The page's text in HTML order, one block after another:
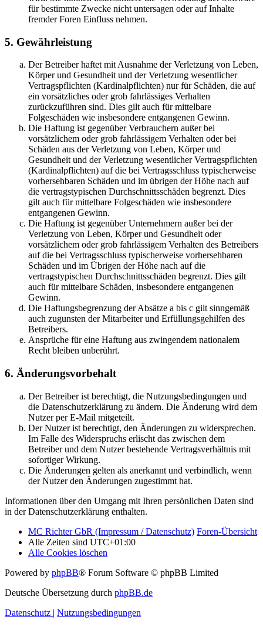
für bestimmte Zwecke nicht untersagen oder auf Inhalte
fremder Foren Einfluss nehmen.
5. Gewährleistung
Der Betreiber haftet mit Ausnahme der Verletzung von Leben,
Körper und Gesundheit und der Verletzung wesentlicher
Vertragspflichten (Kardinalpflichten) nur für Schäden, die auf
ein vorsätzliches oder grob fahrlässiges Verhalten
zurückzuführen sind. Dies gilt auch für mittelbare
Folgeschäden wie insbesondere entgangenen Gewinn.
Die Haftung ist gegenüber Verbrauchern außer bei
vorsätzlichem oder grob fahrlässigem Verhalten oder bei
Schäden aus der Verletzung von Leben, Körper und
Gesundheit und der Verletzung wesentlicher Vertragspflichten
(Kardinalpflichten) auf die bei Vertragsschluss typischerweise
vorhersehbaren Schäden und im übrigen der Höhe nach auf
die vertragstypischen Durchschnittsschäden begrenzt. Dies
gilt auch für mittelbare Folgeschäden wie insbesondere
entgangenen Gewinn.
Die Haftung ist gegenüber Unternehmern außer bei der
Verletzung von Leben, Körper und Gesundheit oder
vorsätzlichem oder grob fahrlässigem Verhalten des Betreibers
auf die bei Vertragsschluss typischerweise vorhersehbaren
Schäden und im Übrigen der Höhe nach auf die
vertragstypischen Durchschnittsschäden begrenzt. Dies gilt
auch für mittelbare Schäden, insbesondere entgangenen
Gewinn.
Die Haftungsbegrenzung der Absätze a bis c gilt sinngemäß
auch zugunsten der Mitarbeiter und Erfüllungsgehilfen des
Betreibers.
Ansprüche für eine Haftung aus zwingendem nationalem
Recht bleiben unberührt.
6. Änderungsvorbehalt
Der Betreiber ist berechtigt, die Nutzungsbedingungen und
die Datenschutzerklärung zu ändern. Die Änderung wird dem
Nutzer per E-Mail mitgeteilt.
Der Nutzer ist berechtigt, den Änderungen zu widersprechen.
Im Falle des Widerspruchs erlischt das zwischen dem
Betreiber und dem Nutzer bestehende Vertragsverhältnis mit
sofortiger Wirkung.
Die Änderungen gelten als anerkannt und verbindlich, wenn
der Nutzer den Änderungen zugestimmt hat.
Informationen über den Umgang mit Ihren persönlichen Daten sind
in der Datenschutzerklärung enthalten.
MC Richter GbR (Impressum / Datenschutz) Foren-Übersicht
Alle Zeiten sind UTC+01:00
Alle Cookies löschen
Powered by phpBB® Forum Software © phpBB Limited
Deutsche Übersetzung durch phpBB.de
Datenschutz | Nutzungsbedingungen